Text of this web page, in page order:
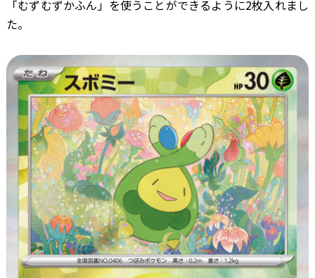
「むずむずかふん」を使うことができるように2枚入れまし
た。